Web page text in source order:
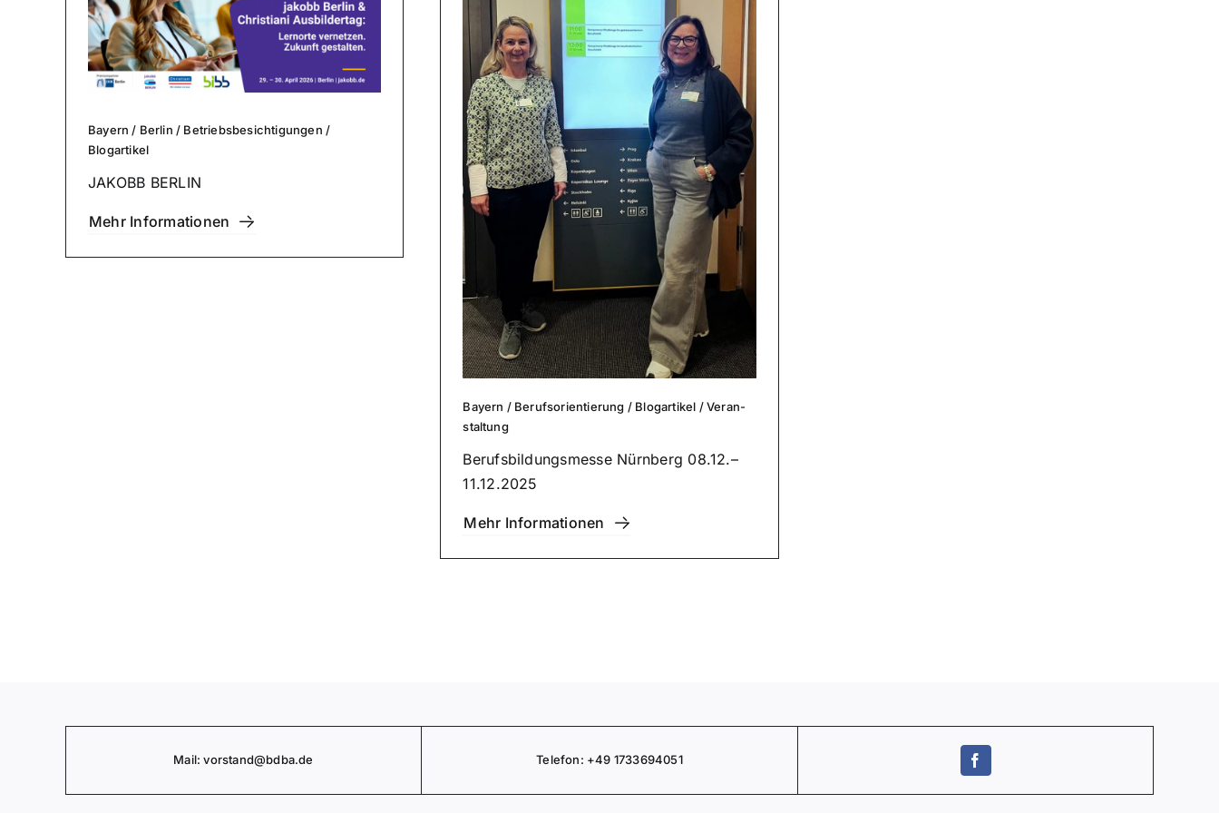
Bayern / Berlin / Betriebs­be­sich­ti­gun­gen /
Blog­ar­ti­kel
JAKOBB BERLIN
Mehr Infor­ma­tio­nen
Bayern / Berufs­ori­en­tie­rung / Blog­ar­ti­kel /Ver­an­
stal­tung
Berufs­bil­dungs­mes­se Nürnberg 08.12.–
11.12.2025
Mehr Infor­ma­tio­nen
Mail:vorstand@bdba.de Telefon: +49 1733694051